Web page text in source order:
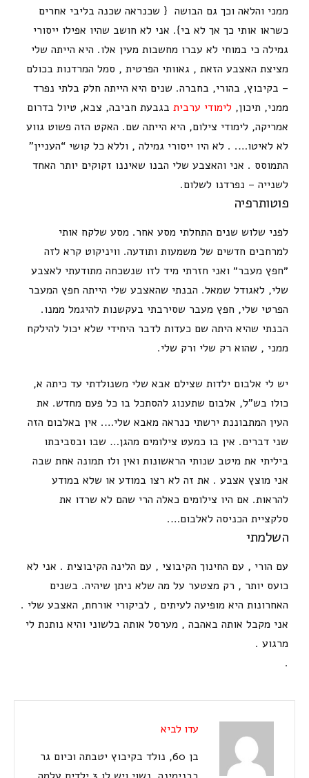
ממני והלאה וכך גם הבושה { שכנראה שכנה בליבי אחרים
כשראו אותי כך אך לא בי}. אני לא חושב שהיו אפילו ייסורי
גמילה כי במוחי לא עברו מחשבות מעין אלו. היא הייתה שלי
מציצת האצבע הזאת , גאוותי הפרטית , סמל המרדנות בכולם
– בקיבוץ, בהורי, בחברה. שנים היא הייתה חלק בלתי נפרד
ממני, תיכון, לימודי ערבית בגבעת חביבה, צבא, טיול בדרום
אמריקה, לימודי צילום, היא הייתה שם. האקט הזה פשוט גווע
לא לאיטו…. . לא היו ייסורי גמילה , וללא כל קושי “העניין”
התמוסס . אני והאצבע שלי הבנו שאיננו זקוקים יותר האחד
לשנייה – נפרדנו לשלום.
פוטותרפיה
לפני שלוש שנים התחלתי מסע אחר. מסע שלקח אותי
למרחבים חדשים של משמעות ותודעה. וויניקוט קרא לזה
״חפץ מעבר״ ואני חזרתי מיד לזו שנשכחה מתודעתי לאצבע
שלי, לאגודל שמאל. הבנתי שהאצבע שלי הייתה חפץ המעבר
הפרטי שלי, חפץ מעבר שסירבתי בעקשנות להיגמל ממנו.
הבנתי שהיא היתה שם כעדות לדבר היחידי שלא יכול להילקח
ממני , שהוא רק שלי ורק שלי.
יש לי אלבום ילדות שצילם אבא שלי משנולדתי עד כיתה א,
כולו בש”ל, אלבום שתענוג להסתכל בו כל פעם מחדש. את
העין המתבוננת ירשתי כנראה מאבא שלי…. אין באלבום הזה
שני דברים. אין בו כמעט צילומים מהגן… שבו ובסביבתו
ביליתי את מיטב שנותי הראשונות ואין ולו תמונה אחת שבה
אני מוצץ אצבע . את זה לא רצו במודע או שלא במודע
להראות. אם היו צילומים כאלה הרי שהם לא שרדו את
סלקציית הכניסה לאלבום….
השלמתי
עם הורי , עם החינוך הקיבוצי , עם הלינה הקיבוצית . אני לא
כועס יותר , רק מצטער על מה שלא ניתן שיהיה. בשנים
האחרונות היא מופיעה לעיתים , לביקורי אורחת, האצבע שלי .
אני מקבל אותה באהבה , מערסל אותה בלשוני והיא נותנת לי
מרגוע .
.
עדו לביא
בן 60, נולד בקיבוץ יטבתה וכיום גר